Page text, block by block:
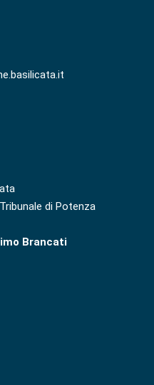
di Potenza
Brancati